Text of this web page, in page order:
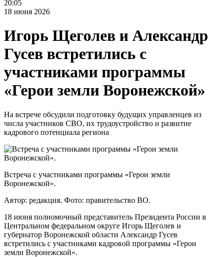
20:05
18 июня 2026
Игорь Щеголев и Александр
Гусев встретились с
участниками программы
«Герои земли Воронежской»
На встрече обсудили подготовку будущих управленцев из
числа участников СВО, их трудоустройство и развитие
кадрового потенциала региона
Встреча с участниками программы «Герои земли
Воронежской».
Автор: редакция. Фото: правительство ВО.
18 июня полномочный представитель Президента России в
Центральном федеральном округе Игорь Щеголев и
губернатор Воронежской области Александр Гусев
встретились с участниками кадровой программы «Герои
земли Воронежской».